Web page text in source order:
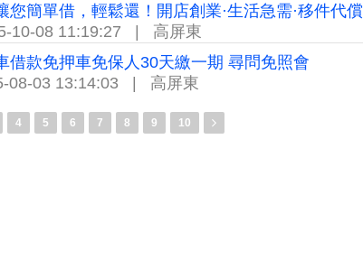
您簡單借，輕鬆還！開店創業·生活急需·移件代償
10-08 11:19:27 | 高屏東
借款免押車免保人30天繳一期 尋問免照會
08-03 13:14:03 | 高屏東
4 5 6 7 8 9 10